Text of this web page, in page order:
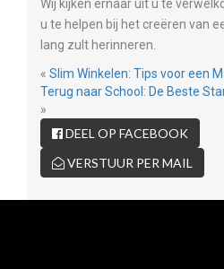
Wij kijken ernaar uit u te
u te helpen bij het creëren van
lang zult herinneren.
« Slim Winkelen: Tips voor een
Terug naar School: De Beste
»
DEEL OP FACEBOOK
VERSTUUR PER MAIL